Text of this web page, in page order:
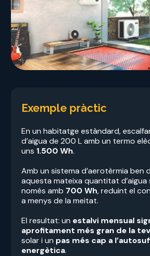
Exemple pràctic
En un habitatge estàndard,
d’aigua de 200 L amb un termo
uns 1.500 Wh.
Amb un sistema d’aerotèrmia ben
aquesta mateixa quantitat d’aigua
només amb 700 Wh, reduint el
a menys de la meitat.
El resultat: un estalvi mensual
aprofitament més gran de la
solar i un pas més cap a
energètica.